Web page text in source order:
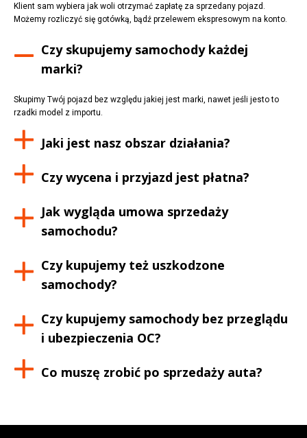
Klient sam wybiera jak woli otrzymać zapłatę za sprzedany pojazd.
Możemy rozliczyć się gotówką, bądź przelewem ekspresowym na konto.
Czy skupujemy samochody każdej
marki?
Skupimy Twój pojazd bez względu jakiej jest marki, nawet jeśli jesto to
rzadki model z importu.
Jaki jest nasz obszar działania?
Czy wycena i przyjazd jest płatna?
Jak wygląda umowa sprzedaży
samochodu?
Czy kupujemy też uszkodzone
samochody?
Czy kupujemy samochody bez przeglądu
i ubezpieczenia OC?
Co muszę zrobić po sprzedaży auta?